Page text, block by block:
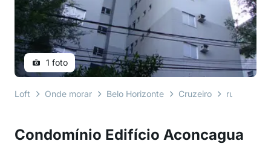
Condomínio Edifício Aconcagua
1 foto
Loft Onde morar Belo Horizonte Cruzeiro rua minas